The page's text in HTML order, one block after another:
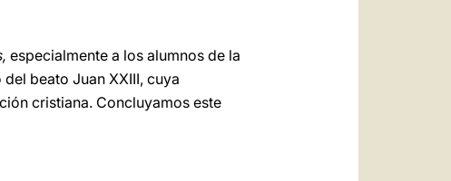
especialmente a los alumnos de la
beato Juan XXIII, cuya
cristiana. Concluyamos este